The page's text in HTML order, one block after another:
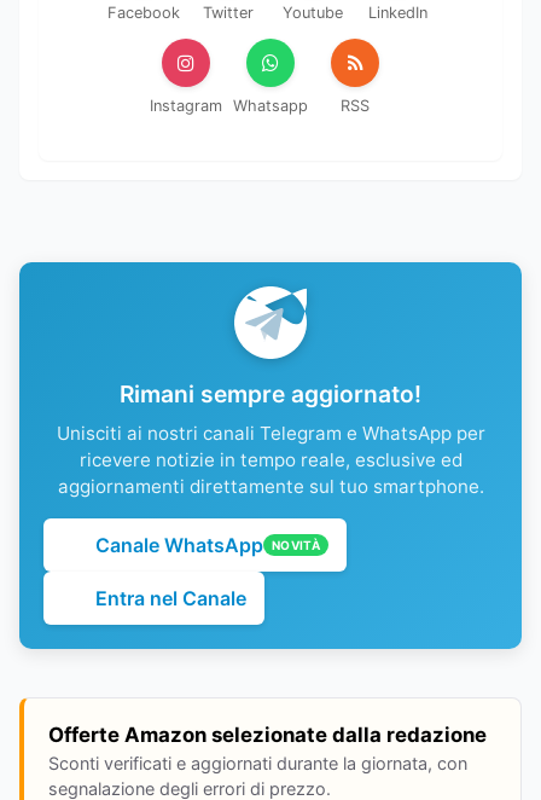
Facebook Twitter Youtube LinkedIn
Instagram Whatsapp RSS
Rimani sempre aggiornato!
Unisciti ai nostri canali Telegram e WhatsApp per
ricevere notizie in tempo reale, esclusive ed
aggiornamenti direttamente sul tuo smartphone.
Canale WhatsApp NOVITÀ
Entra nel Canale
Offerte Amazon selezionate dalla redazione
Sconti verificati e aggiornati durante la giornata, con
segnalazione degli errori di prezzo.